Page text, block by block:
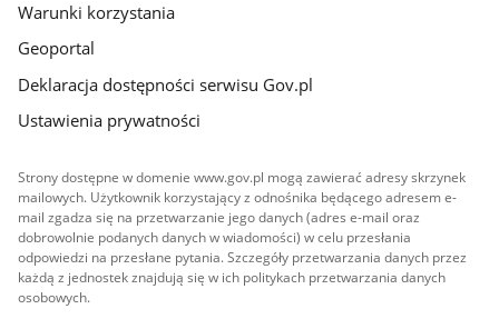
Warunki korzystania
Geoportal
Deklaracja dostępności serwisu Gov.pl
Ustawienia prywatności
Strony dostępne w domenie www.gov.pl mogą zawierać adresy skrzynek
mailowych. Użytkownik korzystający z odnośnika będącego adresem e-
mail zgadza się na przetwarzanie jego danych (adres e-mail oraz
dobrowolnie podanych danych w wiadomości) w celu przesłania
odpowiedzi na przesłane pytania. Szczegóły przetwarzania danych przez
każdą z jednostek znajdują się w ich politykach przetwarzania danych
osobowych.